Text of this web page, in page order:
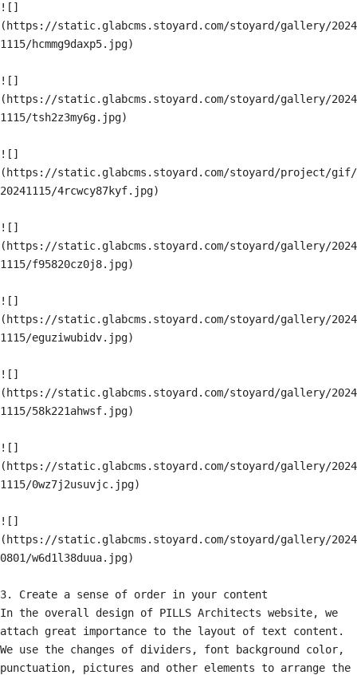
![]
(https://static.glabcms.stoyard.com/stoyard/gallery/2024
1115/hcmmg9daxp5.jpg)
![]
(https://static.glabcms.stoyard.com/stoyard/gallery/2024
1115/tsh2z3my6g.jpg)
![]
(https://static.glabcms.stoyard.com/stoyard/project/gif/
20241115/4rcwcy87kyf.jpg)
![]
(https://static.glabcms.stoyard.com/stoyard/gallery/2024
1115/f95820cz0j8.jpg)
![]
(https://static.glabcms.stoyard.com/stoyard/gallery/2024
1115/eguziwubidv.jpg)
![]
(https://static.glabcms.stoyard.com/stoyard/gallery/2024
1115/58k221ahwsf.jpg)
![]
(https://static.glabcms.stoyard.com/stoyard/gallery/2024
1115/0wz7j2usuvjc.jpg)
![]
(https://static.glabcms.stoyard.com/stoyard/gallery/2024
0801/w6d1l38duua.jpg)
3. Create a sense of order in your content
​In the overall design of PILLS Architects website, we
attach great importance to the layout of text content.
We use the changes of dividers, font background color,
punctuation, pictures and other elements to arrange the